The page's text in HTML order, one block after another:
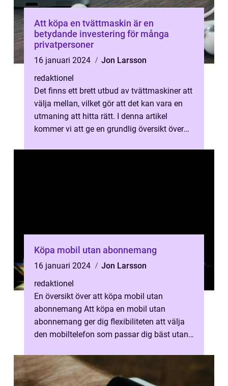
Att köpa en tvättmaskin är en
betydande investering för många
privatpersoner
16 januari 2024
Jon Larsson
redaktionel
Det finns ett brett utbud av tvättmaskiner att
välja mellan, vilket gör att det kan vara en
utmaning att hitta rätt. I denna artikel
kommer vi att ge en grundlig översikt över
Köpa mobil utan abonnemang
16 januari 2024
Jon Larsson
redaktionel
En översikt över att köpa mobil utan
abonnemang Att köpa en mobil utan
abonnemang ger dig flexibiliteten att välja
den mobiltelefon som passar dig bäst utan